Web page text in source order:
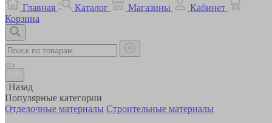
Главная
Каталог Магазины
Кабинет
Корзина
Назад
Популярные категории
Отделочные материалы Строительные материалы